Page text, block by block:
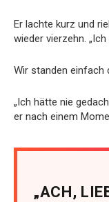
Er lachte kurz und
wieder vierzehn.
Wir standen einfach
„Ich hätte nie
er nach einem
„ACH,